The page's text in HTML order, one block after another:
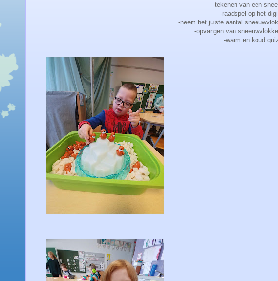
-tekenen van een
-raadspel op het
-neem het juiste aantal
-opvangen van
-warm en koud